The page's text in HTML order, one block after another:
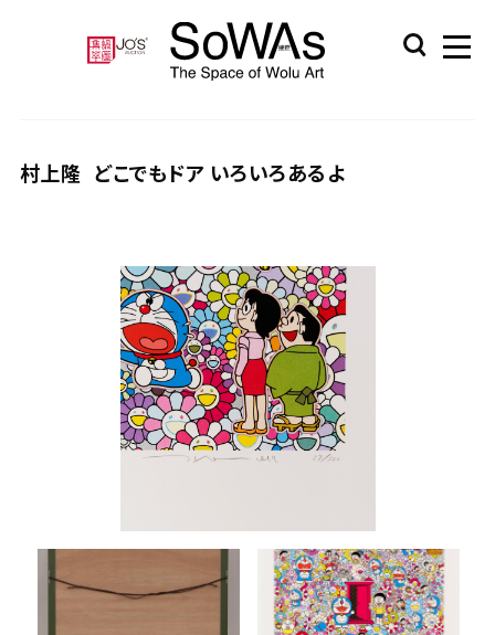
村上隆 どこでもドア いろいろあるよ